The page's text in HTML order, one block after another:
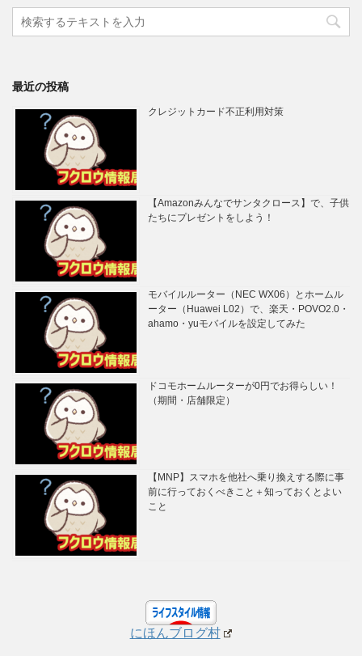
最近の投稿
クレジットカード不正利用対策
【Amazonみんなでサンタクロース】で、子供
たちにプレゼントをしよう！
モバイルルーター（NEC WX06）とホームル
ーター（Huawei L02）で、楽天・POVO2.0・
ahamo・yuモバイルを設定してみた
ドコモホームルーターが0円でお得らしい！
（期間・店舗限定）
【MNP】スマホを他社へ乗り換えする際に事
前に行っておくべきこと＋知っておくとよい
こと
にほんブログ村